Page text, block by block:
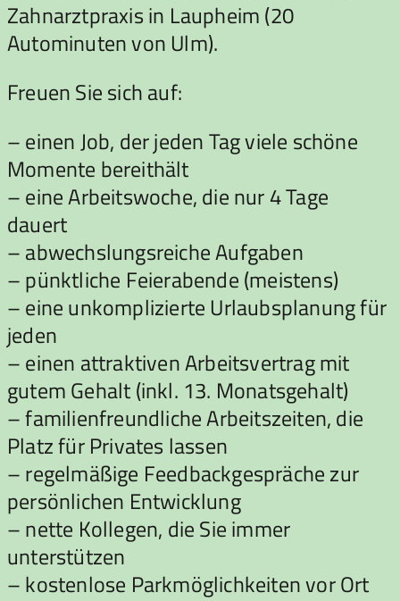
Zahnarztpraxis in Laupheim (20
Autominuten von Ulm).
Freuen Sie sich auf:
– einen Job, der jeden Tag viele schöne
Momente bereithält
– eine Arbeitswoche, die nur 4 Tage
dauert
– abwechslungsreiche Aufgaben
– pünktliche Feierabende (meistens)
– eine unkomplizierte Urlaubsplanung für
jeden
– einen attraktiven Arbeitsvertrag mit
gutem Gehalt (inkl. 13. Monatsgehalt)
– familienfreundliche Arbeitszeiten, die
Platz für Privates lassen
– regelmäßige Feedbackgespräche zur
persönlichen Entwicklung
– nette Kollegen, die Sie immer
unterstützen
– kostenlose Parkmöglichkeiten vor Ort